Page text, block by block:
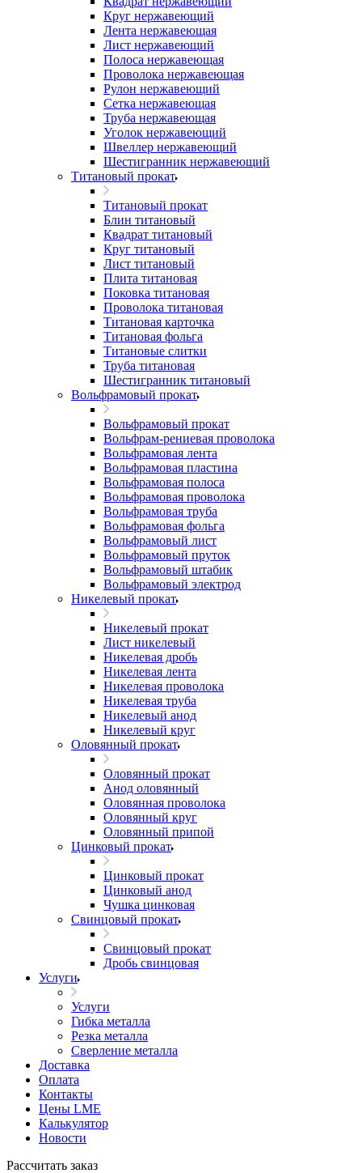
Круг нержавеющий
Лента нержавеющая
Лист нержавеющий
Полоса нержавеющая
Проволока нержавеющая
Рулон нержавеющий
Сетка нержавеющая
Труба нержавеющая
Уголок нержавеющий
Швеллер нержавеющий
Шестигранник нержавеющий
Титановый прокат
Титановый прокат
Блин титановый
Квадрат титановый
Круг титановый
Лист титановый
Плита титановая
Поковка титановая
Проволока титановая
Титановая карточка
Титановая фольга
Титановые слитки
Труба титановая
Шестигранник титановый
Вольфрамовый прокат
Вольфрамовый прокат
Вольфрам-рениевая проволока
Вольфрамовая лента
Вольфрамовая пластина
Вольфрамовая полоса
Вольфрамовая проволока
Вольфрамовая труба
Вольфрамовая фольга
Вольфрамовый лист
Вольфрамовый пруток
Вольфрамовый штабик
Вольфрамовый электрод
Никелевый прокат
Никелевый прокат
Лист никелевый
Никелевая дробь
Никелевая лента
Никелевая проволока
Никелевая труба
Никелевый анод
Никелевый круг
Оловянный прокат
Оловянный прокат
Анод оловянный
Оловянная проволока
Оловянный круг
Оловянный припой
Цинковый прокат
Цинковый прокат
Цинковый анод
Чушка цинковая
Свинцовый прокат
Свинцовый прокат
Дробь свинцовая
Услуги
Услуги
Гибка металла
Резка металла
Сверление металла
Доставка
Оплата
Контакты
Цены LME
Калькулятор
Новости
Рассчитать заказ